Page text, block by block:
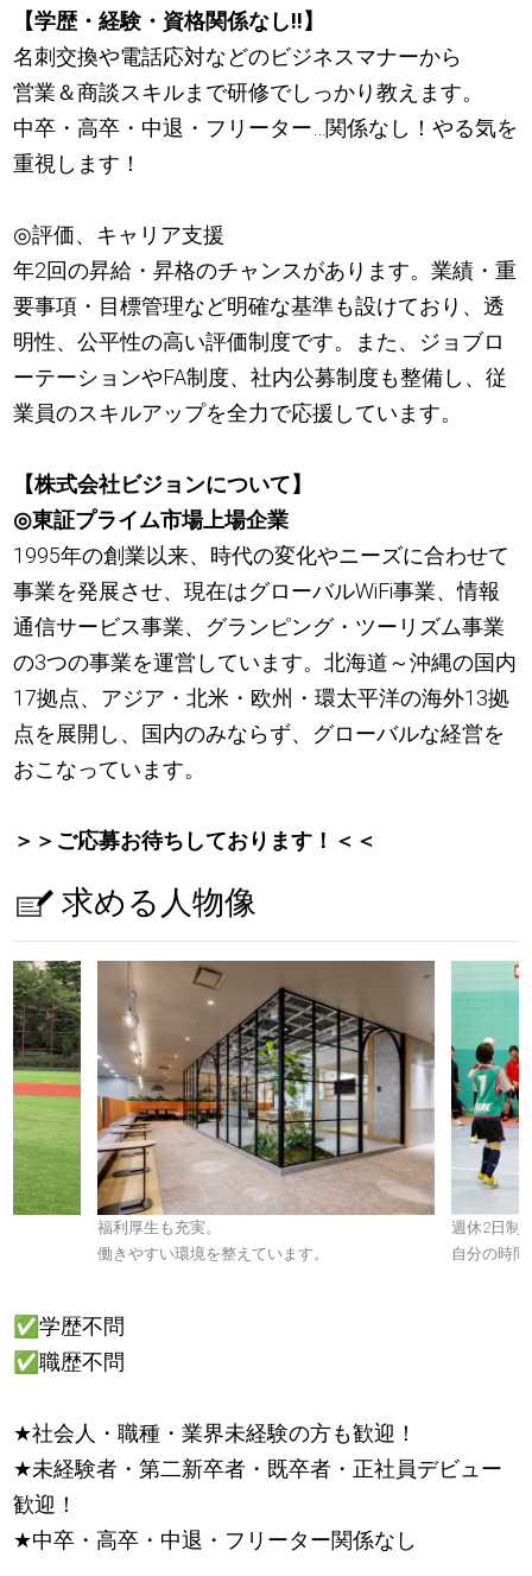
【学歴・経験・資格関係なし!!】
名刺交換や電話応対などのビジネスマナーから
営業＆商談スキルまで研修でしっかり教えます。
中卒・高卒・中退・フリーター…関係なし！やる気を
重視します！
◎評価、キャリア支援
年2回の昇給・昇格のチャンスがあります。業績・重
要事項・目標管理など明確な基準も設けており、透
明性、公平性の高い評価制度です。また、ジョブロ
ーテーションやFA制度、社内公募制度も整備し、従
業員のスキルアップを全力で応援しています。
【株式会社ビジョンについて】
◎東証プライム市場上場企業
1995年の創業以来、時代の変化やニーズに合わせて
事業を発展させ、現在はグローバルWiFi事業、情報
通信サービス事業、グランピング・ツーリズム事業
の3つの事業を運営しています。北海道～沖縄の国内
17拠点、アジア・北米・欧州・環太平洋の海外13拠
点を展開し、国内のみならず、グローバルな経営を
おこなっています。
＞＞ご応募お待ちしております！＜＜
求める人物像
福利厚生も充実。
働きやすい環境を整えています。
週休2日制
自分の時
✅学歴不問
✅職歴不問
★社会人・職種・業界未経験の方も歓迎！
★未経験者・第二新卒者・既卒者・正社員デビュー
歓迎！
★中卒・高卒・中退・フリーター関係なし